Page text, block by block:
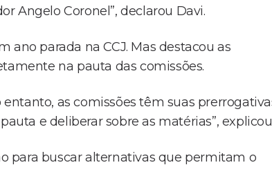
Angelo Coronel”, declarou Davi.
parada na CCJ. Mas destacou as
na pauta das comissões.
as comissões têm suas
e deliberar sobre as matérias”,
para buscar alternativas que permitam o